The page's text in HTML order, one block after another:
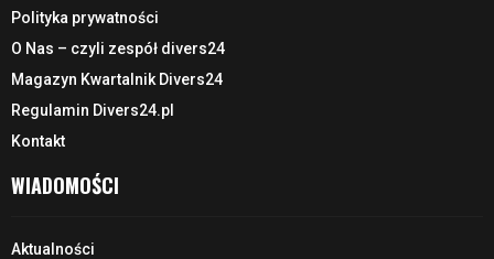
Polityka prywatności
O Nas – czyli zespół divers24
Magazyn Kwartalnik Divers24
Regulamin Divers24.pl
Kontakt
WIADOMOŚCI
Aktualności